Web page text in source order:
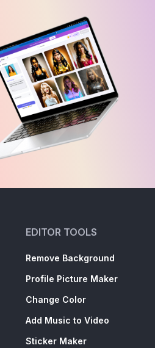
EDITOR TOOLS
Remove Background
Profile Picture Maker
Change Color
Add Music to Video
Sticker Maker